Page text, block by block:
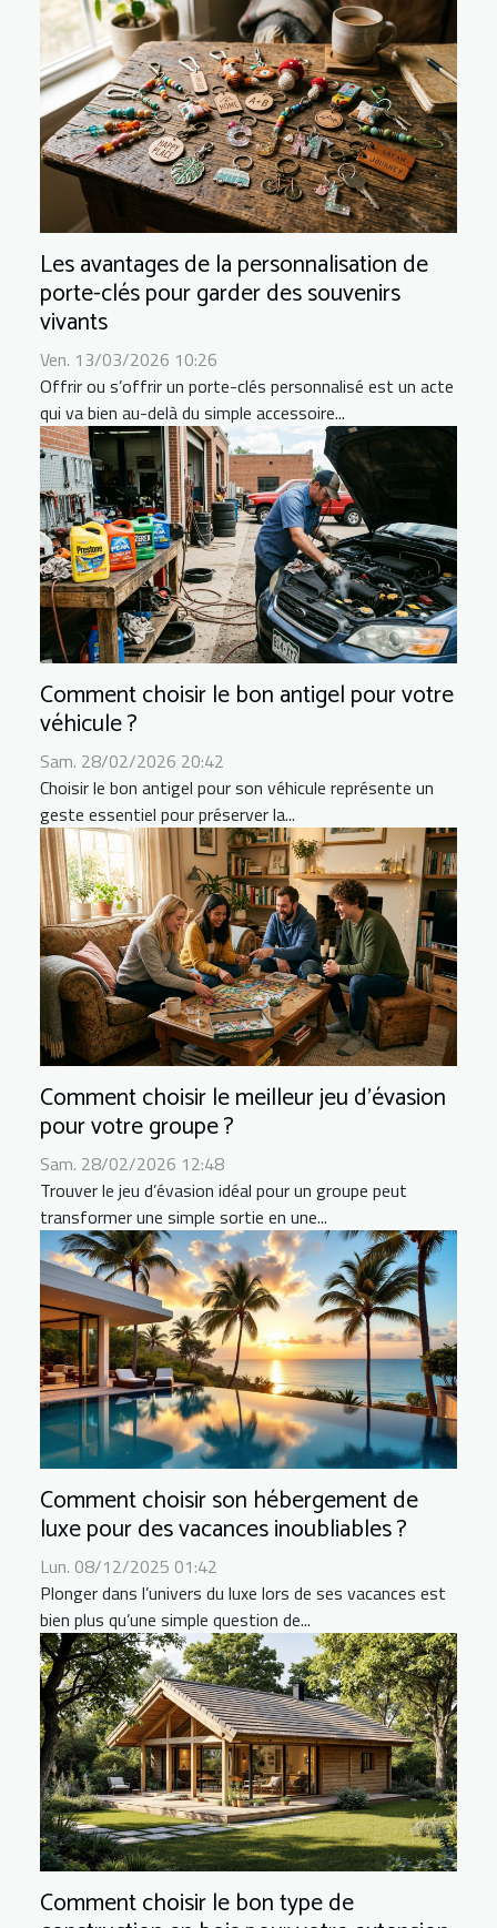
Les avantages de la personnalisation de
porte-clés pour garder des souvenirs
vivants
Ven. 13/03/2026 10:26
Offrir ou s’offrir un porte-clés personnalisé est un acte
qui va bien au-delà du simple accessoire...
Comment choisir le bon antigel pour votre
véhicule ?
Sam. 28/02/2026 20:42
Choisir le bon antigel pour son véhicule représente un
geste essentiel pour préserver la...
Comment choisir le meilleur jeu d'évasion
pour votre groupe ?
Sam. 28/02/2026 12:48
Trouver le jeu d’évasion idéal pour un groupe peut
transformer une simple sortie en une...
Comment choisir son hébergement de
luxe pour des vacances inoubliables ?
Lun. 08/12/2025 01:42
Plonger dans l’univers du luxe lors de ses vacances est
bien plus qu’une simple question de...
Comment choisir le bon type de